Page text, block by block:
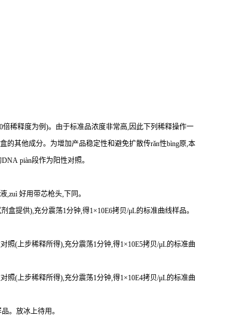
倍稀释度为例)。由于标准品浓度非常高,因此下列稀释操作一
的其他成分。为增加产品稳定性和避免扩散传rǎn性bìng原,本
DNA piàn段作为阳性对照。
,zuì 好用带芯枪头,下同。
盒提供),充分震荡1分钟,得1×10E6拷贝/μL的标准曲线样品。
照(上步稀释所得),充分震荡1分钟,得1×10E5拷贝/μL的标准曲
照(上步稀释所得),充分震荡1分钟,得1×10E4拷贝/μL的标准曲
。放冰上待用。